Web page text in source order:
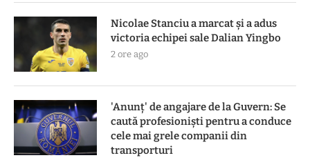
Nicolae Stanciu a marcat și a adus
victoria echipei sale Dalian Yingbo
2 ore ago
'Anunț' de angajare de la Guvern: Se
caută profesioniști pentru a conduce
cele mai grele companii din
transporturi